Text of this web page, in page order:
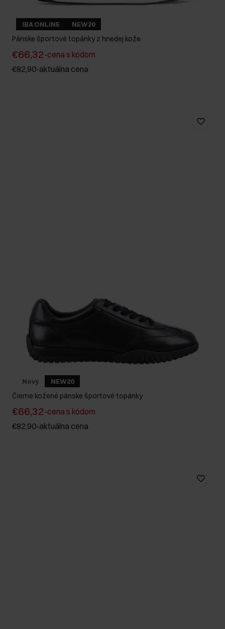
IBA ONLINE NEW20
Pánske športové topánky z hnedej kože
€66,32-cena s kódom
€82,90-aktuálna cena
Nový NEW20
Čierne kožené pánske športové topánky
€66,32-cena s kódom
€82,90-aktuálna cena